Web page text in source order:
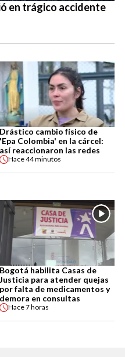
en trágico accidente
Drástico cambio físico de
'Epa Colombia' en la cárcel:
así reaccionaron las redes
Hace44 minutos
Bogotá habilita Casas de
Justicia para atender quejas
por falta de medicamentos y
demora en consultas
Hace7 horas